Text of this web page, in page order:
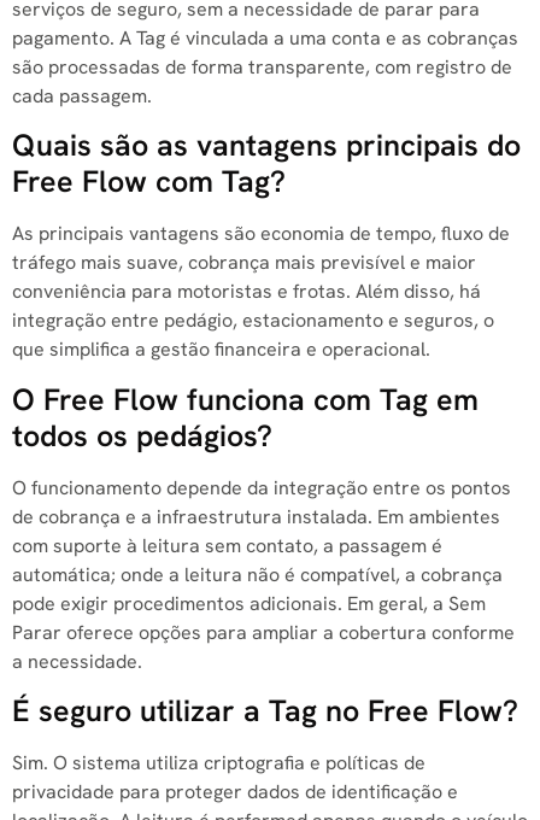
serviços de seguro, sem a necessidade de parar para
pagamento. A Tag é vinculada a uma conta e as cobranças
são processadas de forma transparente, com registro de
cada passagem.
Quais são as vantagens principais do
Free Flow com Tag?
As principais vantagens são economia de tempo, fluxo de
tráfego mais suave, cobrança mais previsível e maior
conveniência para motoristas e frotas. Além disso, há
integração entre pedágio, estacionamento e seguros, o
que simplifica a gestão financeira e operacional.
O Free Flow funciona com Tag em
todos os pedágios?
O funcionamento depende da integração entre os pontos
de cobrança e a infraestrutura instalada. Em ambientes
com suporte à leitura sem contato, a passagem é
automática; onde a leitura não é compatível, a cobrança
pode exigir procedimentos adicionais. Em geral, a Sem
Parar oferece opções para ampliar a cobertura conforme
a necessidade.
É seguro utilizar a Tag no Free Flow?
Sim. O sistema utiliza criptografia e políticas de
privacidade para proteger dados de identificação e